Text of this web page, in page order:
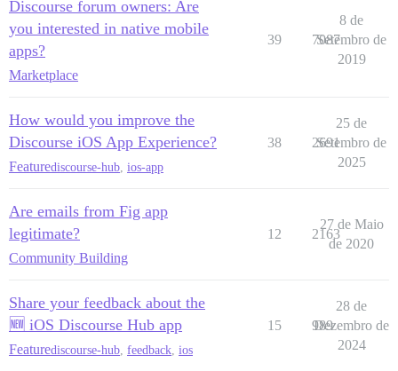
Discourse forum owners: Are
you interested in native mobile
apps?
Marketplace
39 7087
8 de
Setembro de
2019
How would you improve the
Discourse iOS App Experience?
Featurediscourse-hub ios-app
38 2691
25 de
Setembro de
2025
Are emails from Fig app
legitimate?
Community Building
12 2163
27 de Maio
de 2020
Share your feedback about the
🆕 iOS Discourse Hub app
Featurediscourse-hub feedback ios
15 989
28 de
Dezembro de
2024